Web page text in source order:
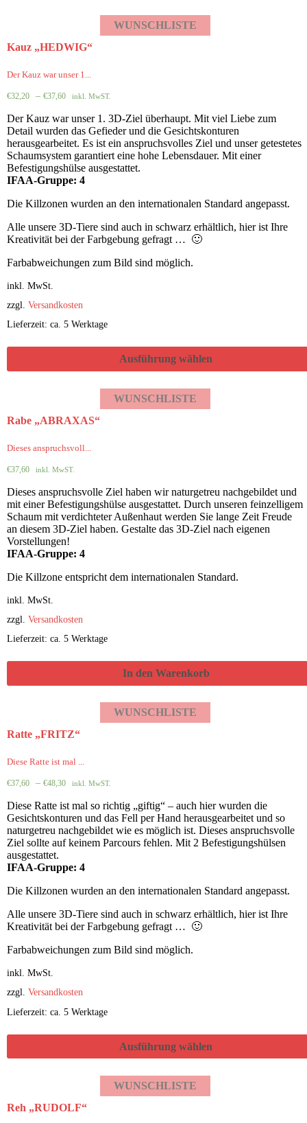
WUNSCHLISTE
Kauz „HEDWIG“
Der Kauz war unser 1...
€32,20 –€37,60 inkl. MwST.
Der Kauz war unser 1. 3D-Ziel überhaupt. Mit viel Liebe zum
Detail wurden das Gefieder und die Gesichtskonturen
herausgearbeitet. Es ist ein anspruchsvolles Ziel und unser getestetes
Schaumsystem garantiert eine hohe Lebensdauer. Mit einer
Befestigungshülse ausgestattet.
IFAA-Gruppe: 4
Die Killzonen wurden an den internationalen Standard angepasst.
Alle unsere 3D-Tiere sind auch in schwarz erhältlich, hier ist Ihre
Kreativität bei der Farbgebung gefragt … 🙂
Farbabweichungen zum Bild sind möglich.
inkl. MwSt.
zzgl.Versandkosten
Lieferzeit: ca. 5 Werktage
Ausführung wählen
WUNSCHLISTE
Rabe „ABRAXAS“
Dieses anspruchsvoll...
€37,60 inkl. MwST.
Dieses anspruchsvolle Ziel haben wir naturgetreu nachgebildet und
mit einer Befestigungshülse ausgestattet. Durch unseren feinzelligem
Schaum mit verdichteter Außenhaut werden Sie lange Zeit Freude
an diesem 3D-Ziel haben. Gestalte das 3D-Ziel nach eigenen
Vorstellungen!
IFAA-Gruppe: 4
Die Killzone entspricht dem internationalen Standard.
inkl. MwSt.
zzgl.Versandkosten
Lieferzeit: ca. 5 Werktage
In den Warenkorb
WUNSCHLISTE
Ratte „FRITZ“
Diese Ratte ist mal ...
€37,60 –€48,30 inkl. MwST.
Diese Ratte ist mal so richtig „giftig“ – auch hier wurden die
Gesichtskonturen und das Fell per Hand herausgearbeitet und so
naturgetreu nachgebildet wie es möglich ist. Dieses anspruchsvolle
Ziel sollte auf keinem Parcours fehlen. Mit 2 Befestigungshülsen
ausgestattet.
IFAA-Gruppe: 4
Die Killzonen wurden an den internationalen Standard angepasst.
Alle unsere 3D-Tiere sind auch in schwarz erhältlich, hier ist Ihre
Kreativität bei der Farbgebung gefragt … 🙂
Farbabweichungen zum Bild sind möglich.
inkl. MwSt.
zzgl.Versandkosten
Lieferzeit: ca. 5 Werktage
Ausführung wählen
WUNSCHLISTE
Reh „RUDOLF“